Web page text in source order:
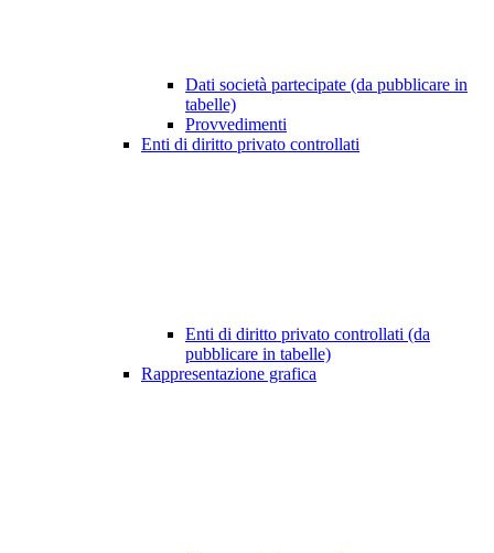
Dati società partecipate (da pubblicare in
tabelle)
Provvedimenti
Enti di diritto privato controllati
Enti di diritto privato controllati (da
pubblicare in tabelle)
Rappresentazione grafica